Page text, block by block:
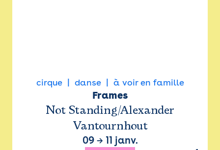
cirque danse à voir en famille
Frames
Not Standing/Alexander
Vantournhout
09→ 11 janv.